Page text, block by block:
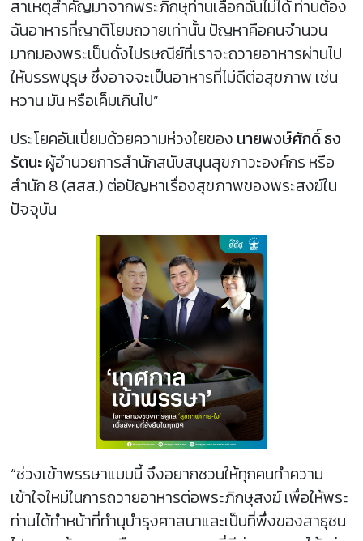
สาเหตุสำคัญมาจากพระภิกษุท่านเลือกฉันไม่ได้ ท่านต้อง
ฉันอาหารที่ญาติโยมถวายเท่านั้น ปัญหาคือคนจำนวน
มากมองพระเป็นดั่งไปรษณีย์ที่เราจะถวายอาหารผ่านไป
ให้บรรพบุรุษ ซึ่งอาจจะเป็นอาหารที่ไม่ดีต่อสุขภาพ เช่น
หวาน มัน หรือเค็มเกินไป”
ประโยคอันเปี่ยมด้วยความห่วงใยของ นายพงษ์ศักดิ์ ธง
รัตนะผู้อำนวยการสำนักสนับสนุนสุขภาวะองค์กร หรือ
สำนัก 8 (สสส.) ต่อปัญหาเรื่องสุขภาพของพระสงฆ์ใน
ปัจจุบัน
“ช่วงเข้าพรรษาแบบนี้ จึงอยากชวนให้ทุกคนทำความ
เข้าใจใหม่ในการถวายอาหารต่อพระภิกษุสงฆ์ เพื่อให้พระ
ท่านได้ทำหน้าที่ทำนุบำรุงศาสนาและเป็นที่พึ่งของสาธุชน